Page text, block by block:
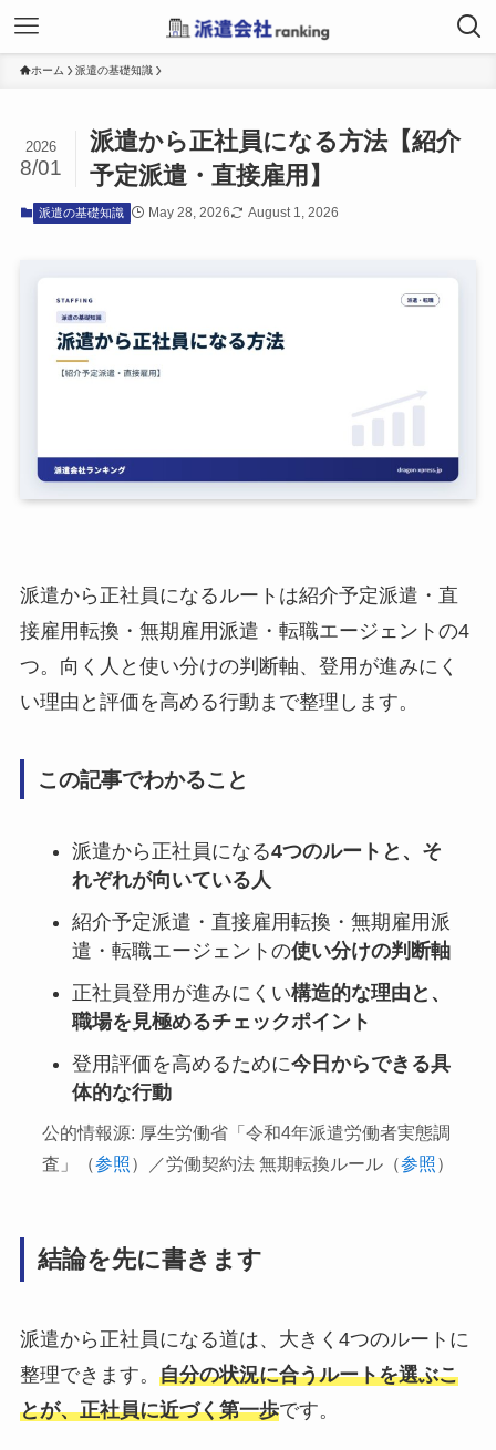
ホーム 派遣の基礎知識
派遣から正社員になる方法【紹介
予定派遣・直接雇用】
2026
8/01
派遣の基礎知識 May 28, 2026 August 1, 2026
派遣から正社員になるルートは紹介予定派遣・直
接雇用転換・無期雇用派遣・転職エージェントの4
つ。向く人と使い分けの判断軸、登用が進みにく
い理由と評価を高める行動まで整理します。
この記事でわかること
派遣から正社員になる4つのルートと、そ
れぞれが向いている人
紹介予定派遣・直接雇用転換・無期雇用派
遣・転職エージェントの使い分けの判断軸
正社員登用が進みにくい構造的な理由と、
職場を見極めるチェックポイント
登用評価を高めるために今日からできる具
体的な行動
公的情報源: 厚生労働省「令和4年派遣労働者実態調
査」（参照）／労働契約法 無期転換ルール（参照）
結論を先に書きます
派遣から正社員になる道は、大きく4つのルートに
整理できます。 自分の状況に合うルートを選ぶこ
とが、正社員に近づく第一歩です。